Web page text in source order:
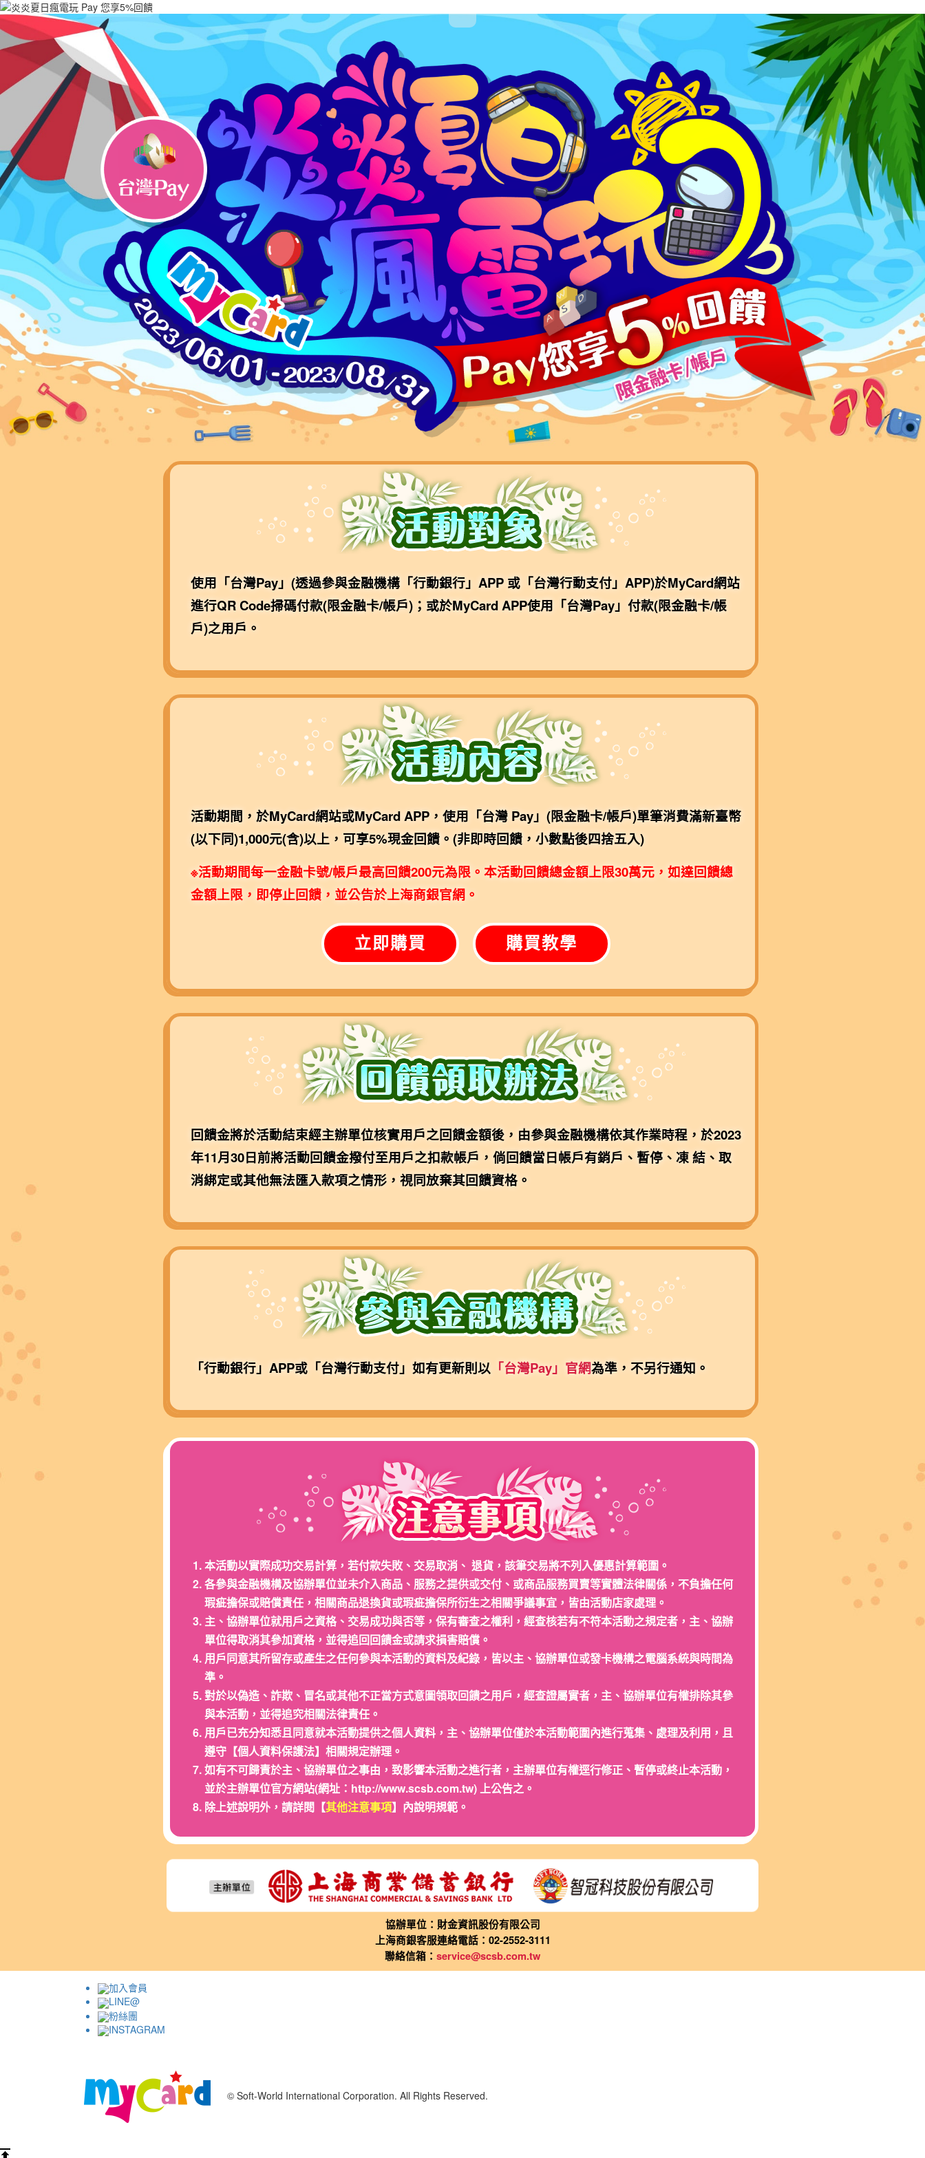
使用「台灣Pay」(透過參與金融機構「行動銀行」APP 或「台灣行動支付」APP)於MyCard網站
進行QR Code掃碼付款(限金融卡/帳戶)；或於MyCard APP使用「台灣Pay」付款(限金融卡/帳
戶)之用戶。
活動期間，於MyCard網站或MyCard APP，使用「台灣 Pay」(限金融卡/帳戶)單筆消費滿新臺幣
(以下同)1,000元(含)以上，可享5%現金回饋。(非即時回饋，小數點後四捨五入)
※活動期間每一金融卡號/帳戶最高回饋200元為限。本活動回饋總金額上限30萬元，如達回饋總
金額上限，即停止回饋，並公告於上海商銀官網。
立即購買 購買教學
回饋金將於活動結束經主辦單位核實用戶之回饋金額後，由參與金融機構依其作業時程，於2023
年11月30日前將活動回饋金撥付至用戶之扣款帳戶，倘回饋當日帳戶有銷戶、暫停、凍 結、取
消綁定或其他無法匯入款項之情形，視同放棄其回饋資格。
「行動銀行」APP或「台灣行動支付」如有更新則以 「台灣Pay」官網為準，不另行通知。
本活動以實際成功交易計算，若付款失敗、交易取消、 退貨，該筆交易將不列入優惠計算範圍。
各參與金融機構及協辦單位並未介入商品、服務之提供或交付、或商品服務買賣等實體法律關係，不負擔任何
瑕疵擔保或賠償責任，相關商品退換貨或瑕疵擔保所衍生之相關爭議事宜，皆由活動店家處理。
主、協辦單位就用戶之資格、交易成功與否等，保有審查之權利，經查核若有不符本活動之規定者，主、協辦
單位得取消其參加資格，並得追回回饋金或請求損害賠償。
用戶同意其所留存或產生之任何參與本活動的資料及紀錄，皆以主、協辦單位或發卡機構之電腦系統與時間為
準。
對於以偽造、詐欺、冒名或其他不正當方式意圖領取回饋之用戶，經查證屬實者，主、協辦單位有權排除其參
與本活動，並得追究相關法律責任。
用戶已充分知悉且同意就本活動提供之個人資料，主、協辦單位僅於本活動範圍內進行蒐集、處理及利用，且
遵守【個人資料保護法】相關規定辦理。
如有不可歸責於主、協辦單位之事由，致影響本活動之進行者，主辦單位有權逕行修正、暫停或終止本活動，
並於主辦單位官方網站(網址：http://www.scsb.com.tw) 上公告之。
除上述說明外，請詳閱【其他注意事項】內說明規範。
協辦單位：財金資訊股份有限公司
上海商銀客服連絡電話：02-2552-3111
聯絡信箱： service@scsb.com.tw
加入會員
LINE@
粉絲團
INSTAGRAM
© Soft-World International Corporation. All Rights Reserved.